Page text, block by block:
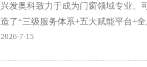
兴发奥科致力于成为门窗领域专业、
造了“三级服务体系+五大赋能平台+
2026-7-15